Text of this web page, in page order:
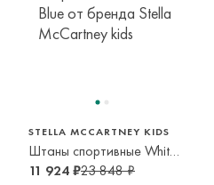
STELLA MCCARTNEY KIDS
Штаны спортивные White-Blue
11 924 ₽23 848 ₽
128 см
8 лет
140 см
10 лет
152 см